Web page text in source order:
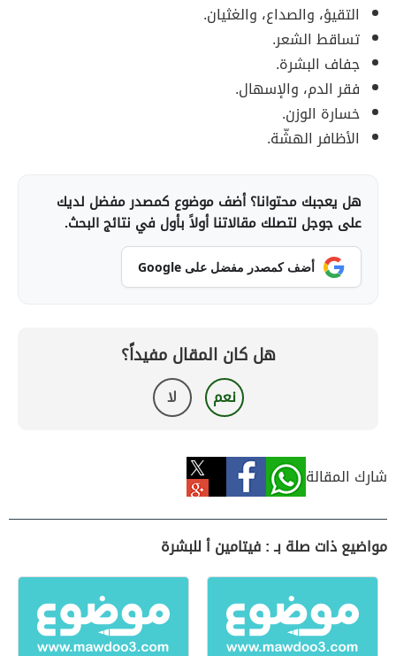
التقيؤ، والصداع، والغثيان.
تساقط الشعر.
جفاف البشرة.
فقر الدم، والإسهال.
خسارة الوزن.
الأظافر الهشّة.
هل يعجبك محتوانا؟ أضف موضوع كمصدر مفضل لديك
على جوجل لتصلك مقالاتنا أولاً بأول في نتائج البحث.
أضف كمصدر مفضل على Google
هل كان المقال مفيداً؟
نعم لا
شارك المقالة
مواضيع ذات صلة بـ : فيتامين أ للبشرة